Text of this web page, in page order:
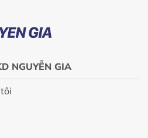
NGUYỄN GIA